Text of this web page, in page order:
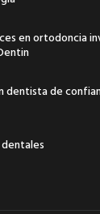
en ortodoncia
dentista de